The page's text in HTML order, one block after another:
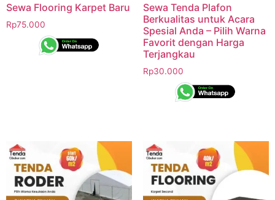
Sewa Flooring Karpet Baru
Rp75.000
Sewa Tenda Plafon
Berkualitas untuk Acara
Spesial Anda – Pilih Warna
Favorit dengan Harga
Terjangkau
Rp30.000